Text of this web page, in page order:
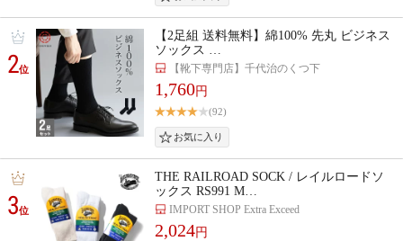
2位
【2足組 送料無料】綿100% 先丸 ビジネス
ソックス …
【靴下専門店】千代治のくつ下
1,760円
(92)
3位
THE RAILROAD SOCK / レイルロードソ
ックス RS991 M…
IMPORT SHOP Extra Exceed
2,024円